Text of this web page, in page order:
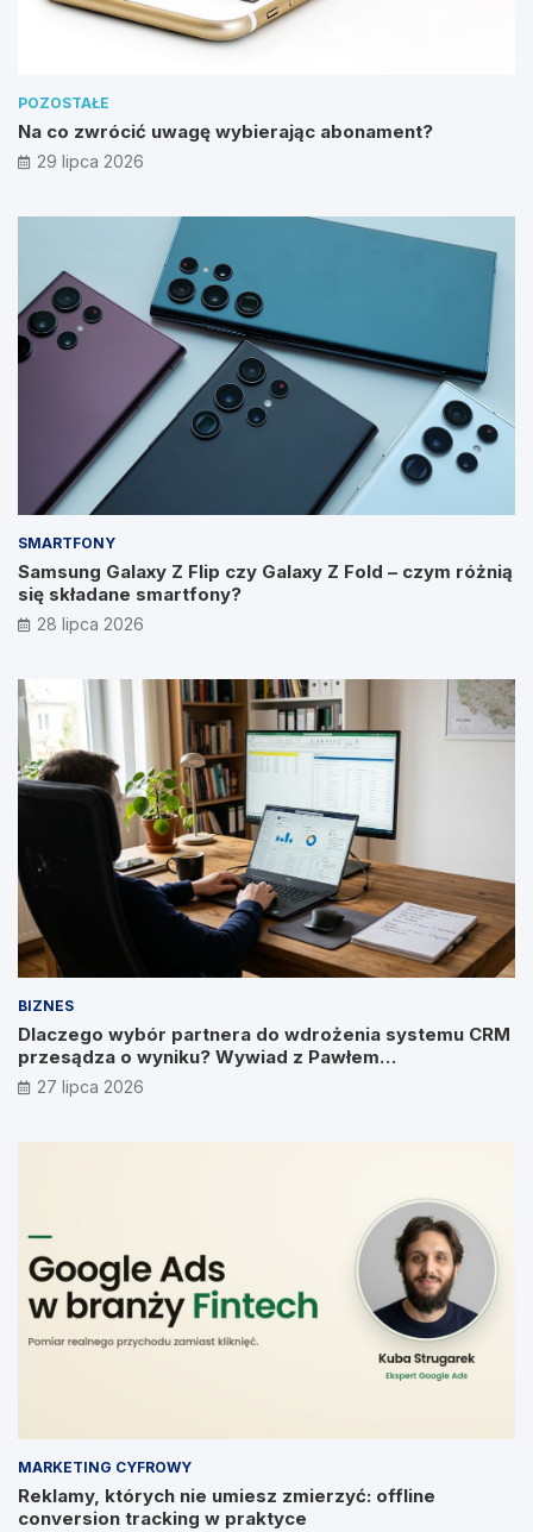
POZOSTAŁE
Na co zwrócić uwagę wybierając abonament?
29 lipca 2026
SMARTFONY
Samsung Galaxy Z Flip czy Galaxy Z Fold – czym różnią
się składane smartfony?
28 lipca 2026
BIZNES
Dlaczego wybór partnera do wdrożenia systemu CRM
przesądza o wyniku? Wywiad z Pawłem
Prymakowskim, CEO IT Vision
27 lipca 2026
MARKETING CYFROWY
Reklamy, których nie umiesz zmierzyć: offline
conversion tracking w praktyce